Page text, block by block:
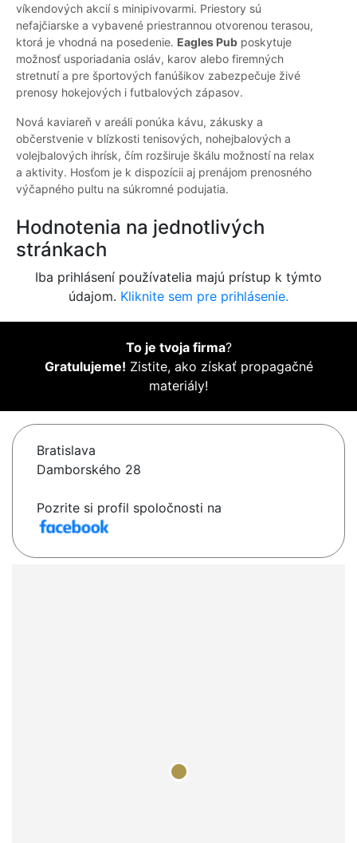
víkendových akcií s minipivovarmi. Priestory sú
nefajčiarske a vybavené priestrannou otvorenou terasou,
ktorá je vhodná na posedenie. Eagles Pub poskytuje
možnosť usporiadania osláv, karov alebo firemných
stretnutí a pre športových fanúšikov zabezpečuje živé
prenosy hokejových i futbalových zápasov.
Nová kaviareň v areáli ponúka kávu, zákusky a
občerstvenie v blízkosti tenisových, nohejbalových a
volejbalových ihrísk, čím rozširuje škálu možností na relax
a aktivity. Hosťom je k dispozícii aj prenájom prenosného
výčapného pultu na súkromné podujatia.
Hodnotenia na jednotlivých
stránkach
Iba prihlásení používatelia majú prístup k týmto
údajom. Kliknite sem pre prihlásenie.
To je tvoja firma?
Gratulujeme! Zistite, ako získať propagačné
materiály!
Bratislava
Damborského 28
Pozrite si profil spoločnosti na